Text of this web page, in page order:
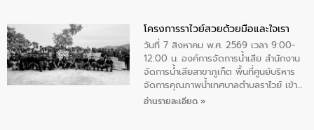
ทองคำและประกาศเกียรติคุณให้แก่ กำนัน
ผู้ใหญ่บ้านยอดเยี่ยม พร้อมกล่าวชื่นชม ให้
โอวาท และมอบนโยบาย
โครงการราไวย์สวยด้วยมือและใจเรา
วันที่ 7 สิงหาคม พ.ศ. 2569 เวลา 9:00-
12:00 น. องค์การจัดการน้ำเสีย สำนักงาน
จัดการน้ำเสียสาขาภูเก็ต พื้นที่ศูนย์บริหาร
จัดการคุณภาพน้ำเทศบาลตำบลราไวย์ เข้า
ร่วมโครงการราไวย์สวยด้วยมือและใจเรา
อ่านรายละเอียด »